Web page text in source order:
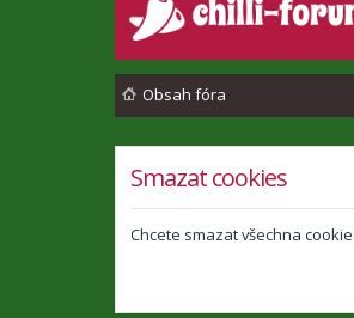
Obsah fóra
Smazat cookies
Chcete smazat všechna